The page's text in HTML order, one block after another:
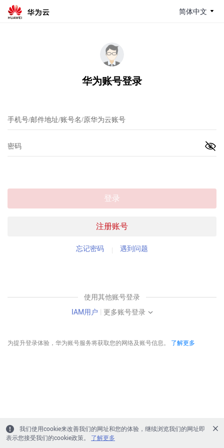
简体中文
华为账号登录
注册账号
登录
忘记密码 遇到问题
使用其他账号登录
IAM用户 | 更多账号登录
为提升登录体验，华为账号服务将获取您的网络及账号信息。 了解更多
我们使用cookie来改善我们的网址和您的体验，继续浏览我们的网址即
表示您接受我们的cookie政策。
了解更多